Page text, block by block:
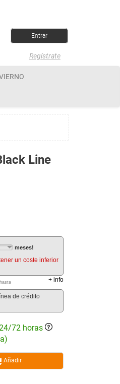
Regístrate
Line
meses!
un coste inferior
+ info
de crédito
72 horas
Añadir